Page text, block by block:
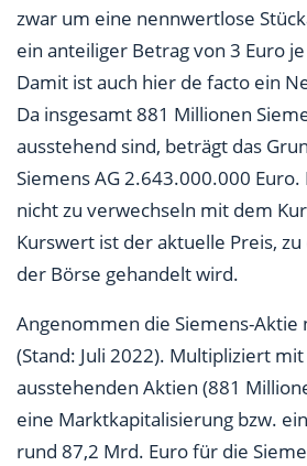
zwar um eine nennwertlose
ein anteiliger Betrag von 3 Euro
Damit ist auch hier de facto ein
Da insgesamt 881 Millionen
ausstehend sind, beträgt das
Siemens AG 2.643.000.000
nicht zu verwechseln mit dem
Kurswert ist der aktuelle Preis,
der Börse gehandelt wird.
Angenommen die Siemens-Aktie
(Stand: Juli 2022). Multipliziert
ausstehenden Aktien (881
eine Marktkapitalisierung bzw.
rund 87,2 Mrd. Euro für die